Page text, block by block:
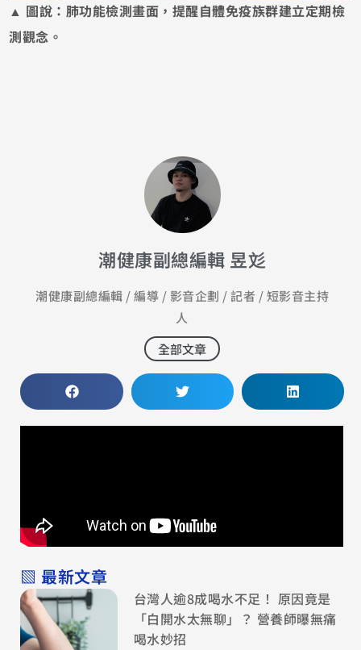
▲ 圖說：肺功能檢測畫面，提醒自體免疫族群建立定期檢
測觀念。
潮健康副總編輯 昱彣
潮健康副總編輯 / 編導 / 影音企劃 / 記者 / 短影音主持
人
全部文章
▧ 最新文章
台灣人逾8成喝水不足！ 原因竟是
「白開水太無聊」？ 營養師曝無痛
喝水妙招